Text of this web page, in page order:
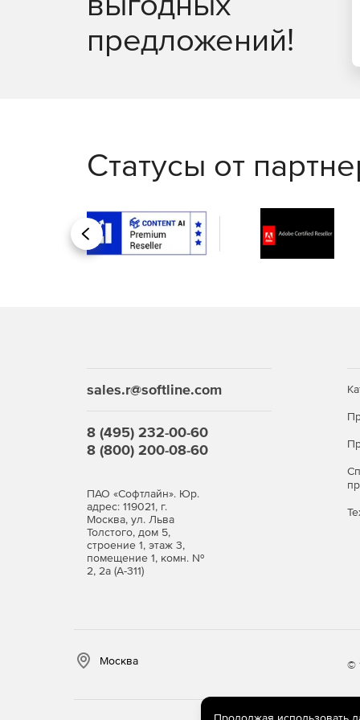
предложений!
Статусы от
Назад
sales.r@softline.com
8 (495) 232-00-60
8 (800) 200-08-60
ПАО «Софтлайн». Юр.
адрес: 119021, г.
Москва, ул. Льва
Толстого, дом 5,
строение 1, этаж 3,
помещение 1, комн. №
2, 2а (А-311)
Москва ©